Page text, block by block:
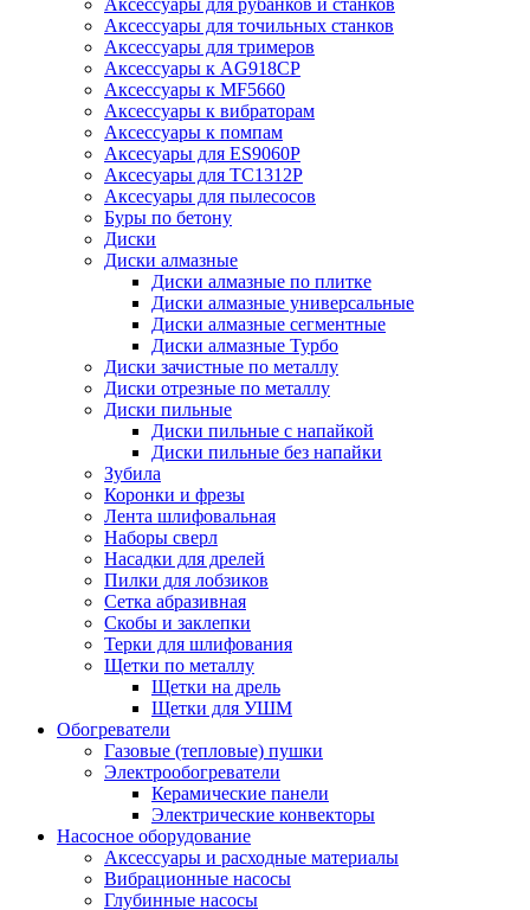
Аксессуары для рубанков и станков
Аксессуары для точильных станков
Аксессуары для тримеров
Аксессуары к AG918CP
Аксессуары к MF5660
Аксессуары к вибраторам
Аксессуары к помпам
Аксесуары для ES9060P
Аксесуары для TC1312P
Аксесуары для пылесосов
Буры по бетону
Диски
Диски алмазные
Диски алмазные по плитке
Диски алмазные универсальные
Диски алмазные сегментные
Диски алмазные Турбо
Диски зачистные по металлу
Диски отрезные по металлу
Диски пильные
Диски пильные с напайкой
Диски пильные без напайки
Зубила
Коронки и фрезы
Лента шлифовальная
Наборы сверл
Насадки для дрелей
Пилки для лобзиков
Сетка абразивная
Скобы и заклепки
Терки для шлифования
Щетки по металлу
Щетки на дрель
Щетки для УШМ
Обогреватели
Газовые (тепловые) пушки
Электрообогреватели
Керамические панели
Электрические конвекторы
Насосное оборудование
Аксессуары и расходные материалы
Вибрационные насосы
Глубинные насосы